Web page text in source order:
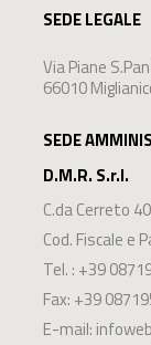
SEDE LEGALE
Via Piane
66010
SEDE
D.M.R. S.r.l.
C.da Cerreto
Cod. Fiscale e
Tel. : +39
Fax: +39
E-mail: